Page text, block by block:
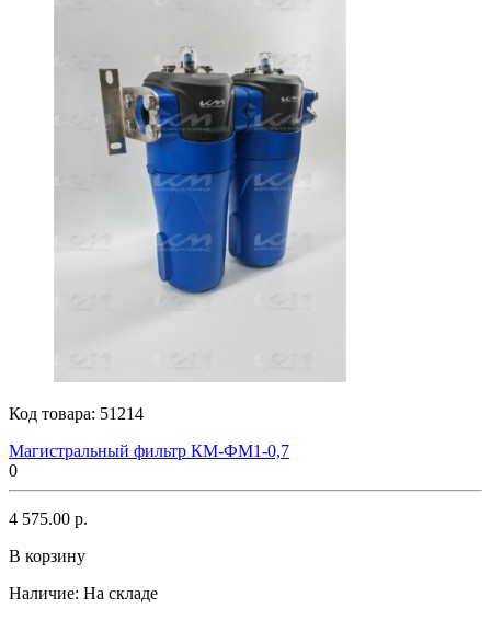
Код товара: 51214
Магистральный фильтр КМ-ФМ1-0,7
0
4 575.00 р.
В корзину
Наличие: На складе